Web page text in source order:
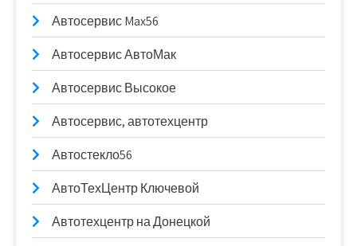
Автосервис Max56
Автосервис АвтоМак
Автосервис Высокое
Автосервис, автотехцентр
Автостекло56
АвтоТехЦентр Ключевой
Автотехцентр на Донецкой